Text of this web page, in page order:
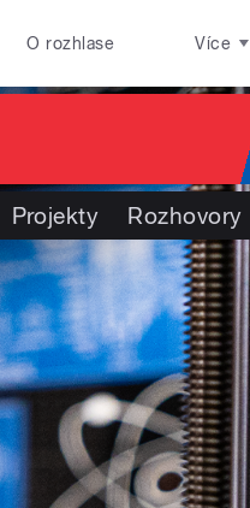
O rozhlase Více
Projekty Rozhovory